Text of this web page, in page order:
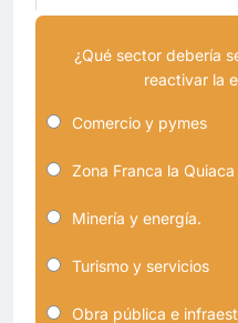
¿Qué sector debería
reactivar la
Comercio y pymes
Zona Franca la Quiaca
Minería y energía.
Turismo y servicios
Obra pública e